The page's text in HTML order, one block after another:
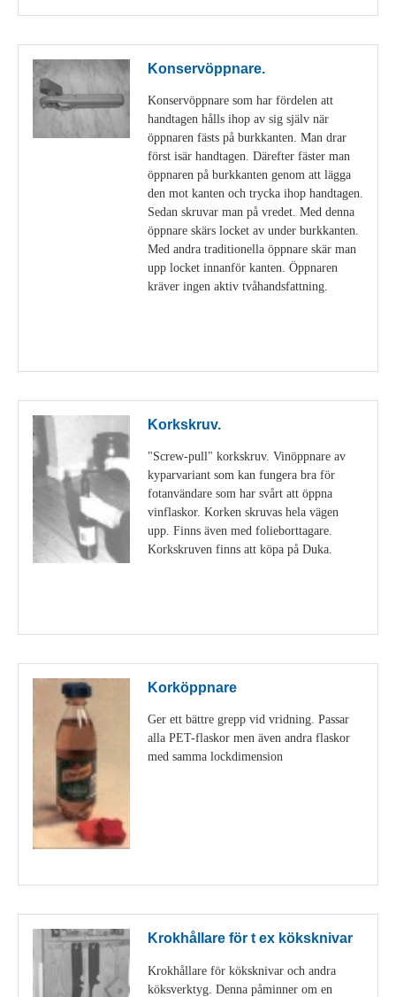
Konservöppnare.
Konservöppnare som har fördelen att
handtagen hålls ihop av sig själv när
öppnaren fästs på burkkanten. Man drar
först isär handtagen. Därefter fäster man
öppnaren på burkkanten genom att lägga
den mot kanten och trycka ihop handtagen.
Sedan skruvar man på vredet. Med denna
öppnare skärs locket av under burkkanten.
Med andra traditionella öppnare skär man
upp locket innanför kanten. Öppnaren
kräver ingen aktiv tvåhandsfattning.
Korkskruv.
"Screw-pull" korkskruv. Vinöppnare av
kyparvariant som kan fungera bra för
fotanvändare som har svårt att öppna
vinflaskor. Korken skruvas hela vägen
upp. Finns även med folieborttagare.
Korkskruven finns att köpa på Duka.
Korköppnare
Ger ett bättre grepp vid vridning. Passar
alla PET-flaskor men även andra flaskor
med samma lockdimension
Krokhållare för t ex köksknivar
Krokhållare för köksknivar och andra
köksverktyg. Denna påminner om en